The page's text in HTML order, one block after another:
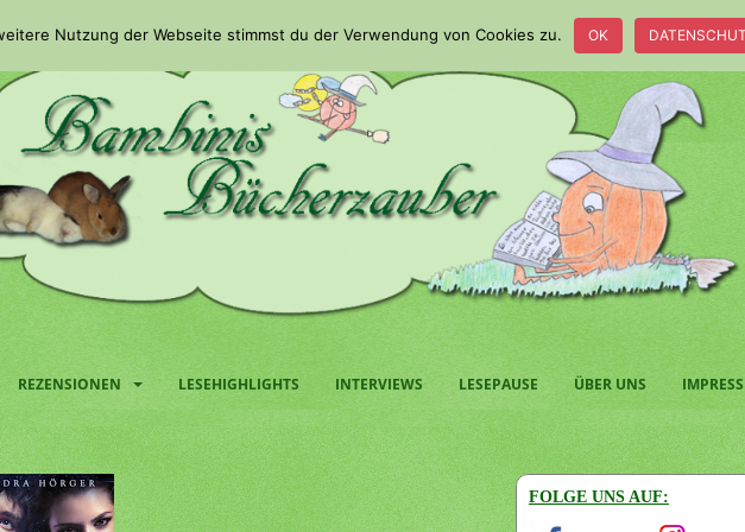
REZENSIONEN LESEHIGHLIGHTS INTERVIEWS LESEPAUSE ÜBER UNS
FOLGE UNS AUF:
Nutzung der Webseite stimmst du der Verwendung von Cookies zu. OK